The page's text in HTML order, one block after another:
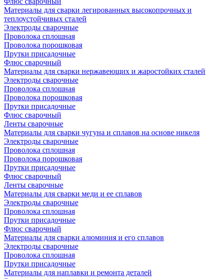
Материалы для сварки легированных высокопрочных и
теплоустойчивых сталей
Электроды сварочные
Проволока сплошная
Проволока порошковая
Прутки присадочные
Флюс сварочный
Материалы для сварки нержавеющих и жаростойких сталей
Электроды сварочные
Проволока сплошная
Проволока порошковая
Прутки присадочные
Флюс сварочный
Ленты сварочные
Материалы для сварки чугуна и сплавов на основе никеля
Электроды сварочные
Проволока сплошная
Проволока порошковая
Прутки присадочные
Флюс сварочный
Ленты сварочные
Материалы для сварки меди и ее сплавов
Электроды сварочные
Проволока сплошная
Прутки присадочные
Флюс сварочный
Материалы для сварки алюминия и его сплавов
Электроды сварочные
Проволока сплошная
Прутки присадочные
Материалы для наплавки и ремонта деталей